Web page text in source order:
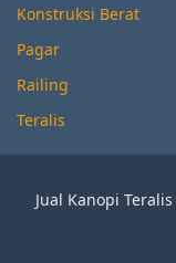
Konstruksi Berat
Pagar
Railing
Teralis
Jual Kanopi Teralis